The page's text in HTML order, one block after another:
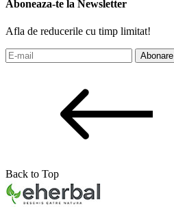
Aboneaza-te la Newsletter
Afla de reducerile cu timp limitat!
Abonare
Back to Top